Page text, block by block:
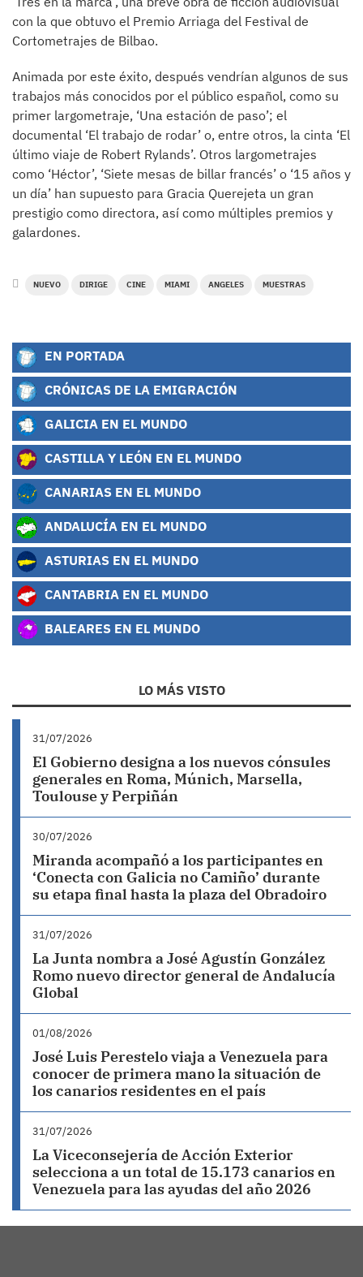
con la que obtuvo el Premio Arriaga del Festival de
Cortometrajes de Bilbao.
Animada por este éxito, después vendrían algunos de sus
trabajos más conocidos por el público español, como su
primer largometraje, ‘Una estación de paso’; el
documental ‘El trabajo de rodar’ o, entre otros, la cinta ‘El
último viaje de Robert Rylands’. Otros largometrajes
como ‘Héctor’, ‘Siete mesas de billar francés’ o ‘15 años y
un día’ han supuesto para Gracia Querejeta un gran
prestigio como directora, así como múltiples premios y
galardones.
NUEVO DIRIGE CINE MIAMI ANGELES MUESTRAS
EN PORTADA
CRÓNICAS DE LA EMIGRACIÓN
GALICIA EN EL MUNDO
CASTILLA Y LEÓN EN EL MUNDO
CANARIAS EN EL MUNDO
ANDALUCÍA EN EL MUNDO
ASTURIAS EN EL MUNDO
CANTABRIA EN EL MUNDO
BALEARES EN EL MUNDO
LO MÁS VISTO
31/07/2026
El Gobierno designa a los nuevos cónsules
generales en Roma, Múnich, Marsella,
Toulouse y Perpiñán
30/07/2026
Miranda acompañó a los participantes en
‘Conecta con Galicia no Camiño’ durante
su etapa final hasta la plaza del Obradoiro
31/07/2026
La Junta nombra a José Agustín González
Romo nuevo director general de Andalucía
Global
01/08/2026
José Luis Perestelo viaja a Venezuela para
conocer de primera mano la situación de
los canarios residentes en el país
31/07/2026
La Viceconsejería de Acción Exterior
selecciona a un total de 15.173 canarios en
Venezuela para las ayudas del año 2026